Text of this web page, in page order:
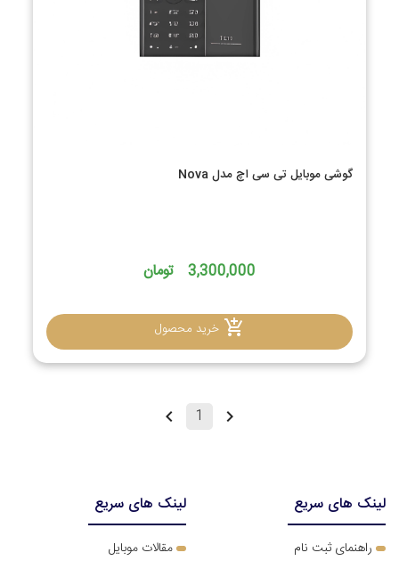
گوشی موبایل تی سی اچ مدل Nova
3,300,000 تومان
خرید محصول
1
لینک های سریع
راهنمای ثبت نام
لینک های سریع
مقالات موبایل